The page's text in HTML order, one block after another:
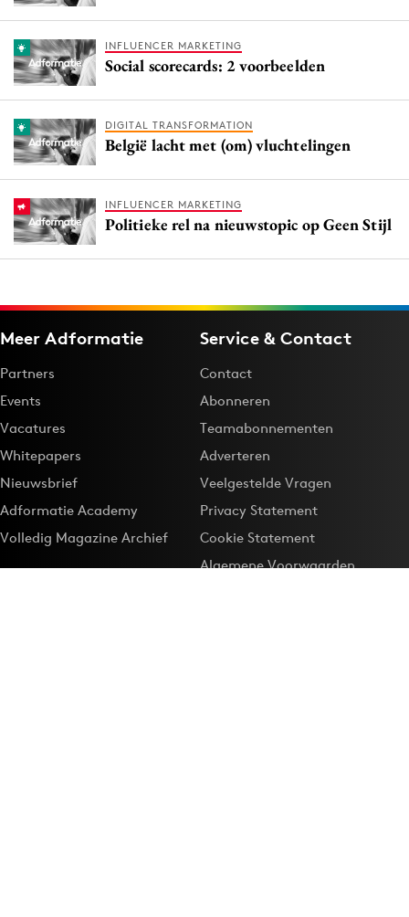
INFLUENCER MARKETING
Social scorecards: 2 voorbeelden
DIGITAL TRANSFORMATION
België lacht met (om) vluchtelingen
INFLUENCER MARKETING
Politieke rel na nieuwstopic op Geen Stijl
Meer Adformatie
Partners
Events
Vacatures
Whitepapers
Nieuwsbrief
Adformatie Academy
Volledig Magazine Archief
Service & Contact
Contact
Abonneren
Teamabonnementen
Adverteren
Veelgestelde Vragen
Privacy Statement
Cookie Statement
Algemene Voorwaarden